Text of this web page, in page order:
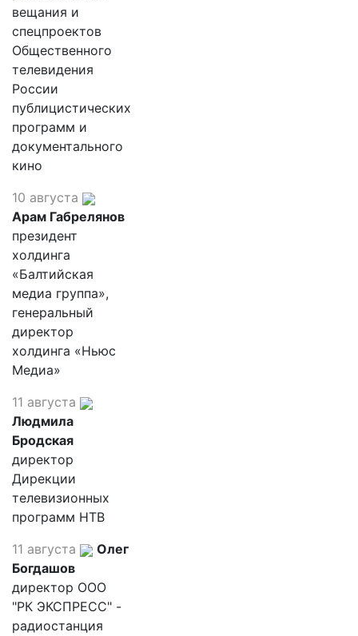
вещания и
спецпроектов
Общественного
телевидения
России
публицистических
программ и
документального
кино
10 августа
Арам Габрелянов
президент
холдинга
«Балтийская
медиа группа»,
генеральный
директор
холдинга «Ньюс
Медиа»
11 августа
Людмила
Бродская
директор
Дирекции
телевизионных
программ НТВ
11 августа
Олег
Богдашов
директор ООО
"РК ЭКСПРЕСС" -
радиостанция